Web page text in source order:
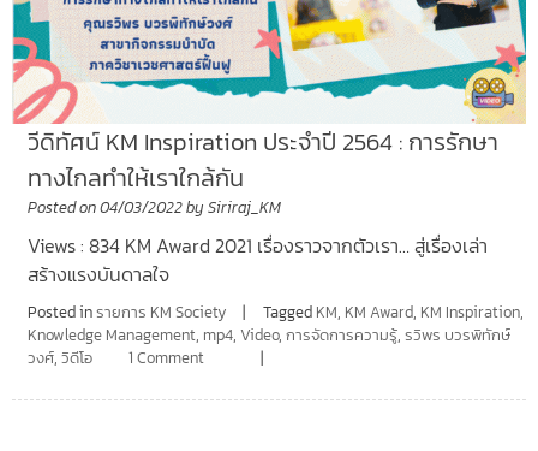
วีดิทัศน์ KM Inspiration ประจำปี 2564 : การรักษา
ทางไกลทำให้เราใกล้กัน
Posted on04/03/2022by Siriraj_KM
Views : 834 KM Award 2021 เรื่องราวจากตัวเรา… สู่เรื่องเล่า
สร้างแรงบันดาลใจ
Posted inรายการ KM Society Tagged KM, KM Award, KM Inspiration,
Knowledge Management, mp4, Video, การจัดการความรู้, รวิพร บวรพิทักษ์
วงศ์, วิดีโอ 1 Comment